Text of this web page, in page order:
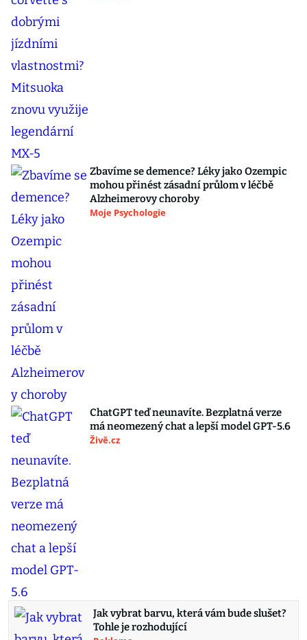
Zbavíme se demence? Léky jako Ozempic
mohou přinést zásadní průlom v léčbě
Alzheimerovy choroby
Moje Psychologie
ChatGPT teď neunavíte. Bezplatná verze
má neomezený chat a lepší model GPT-5.6
Živě.cz
Jak vybrat barvu, která vám bude slušet?
Tohle je rozhodující